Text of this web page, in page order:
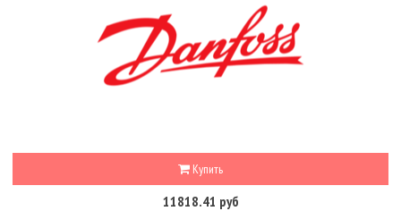
Купить
11818.41 руб